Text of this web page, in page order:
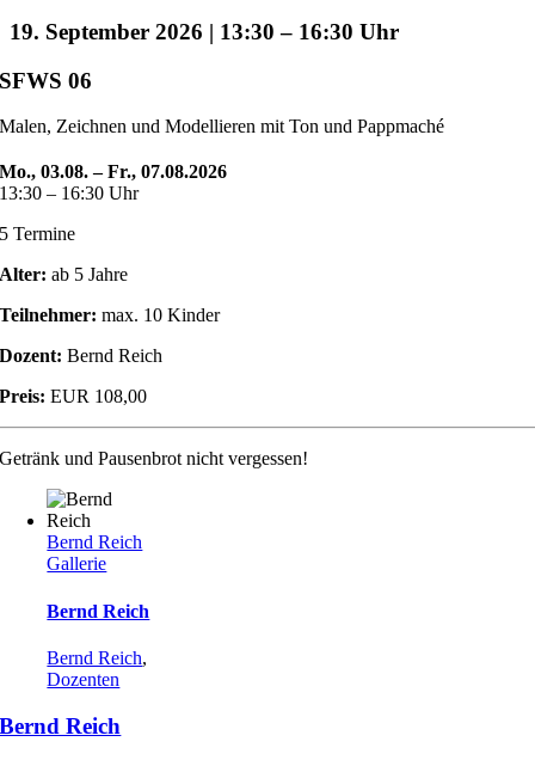
19. September 2026 | 13:30 – 16:30
SFWS 06
Malen, Zeichnen und Modellieren mit Ton und Pappmaché
Mo., 03.08. – Fr., 07.08.2026
13:30 – 16:30 Uhr
5 Termine
Alter: ab 5 Jahre
Teilnehmer: max. 10 Kinder
Dozent: Bernd Reich
Preis: EUR 108,00
Getränk und Pausenbrot nicht vergessen!
Bernd Reich
Gallerie
Bernd Reich
Bernd Reich,
Dozenten
Bernd Reich